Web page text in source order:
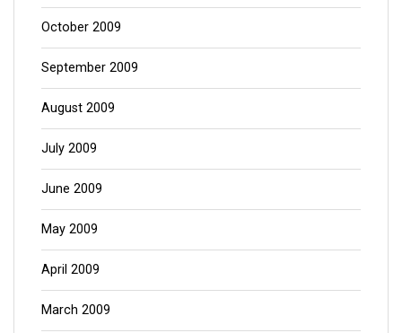
October 2009
September 2009
August 2009
July 2009
June 2009
May 2009
April 2009
March 2009